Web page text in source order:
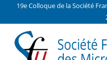
19e Colloque de la Société